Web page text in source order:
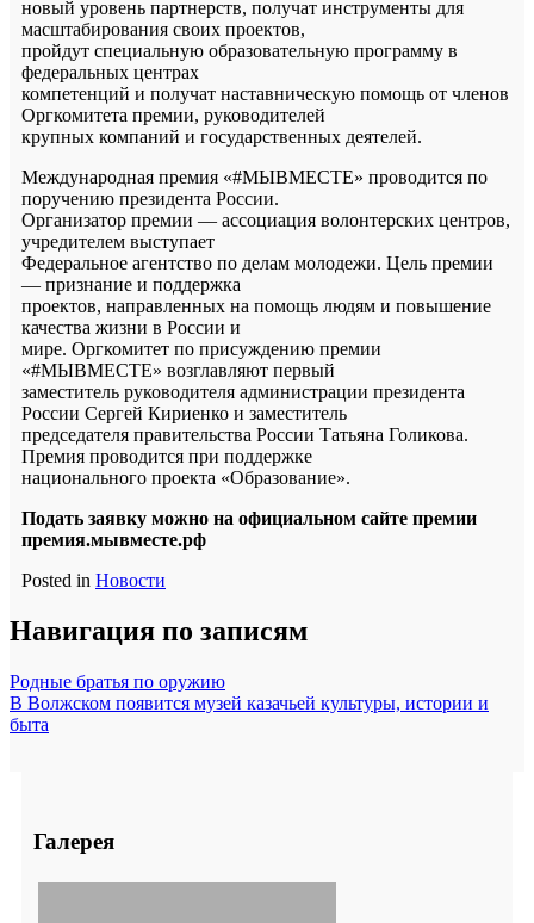
новый уровень партнерств, получат инструменты для
масштабирования своих проектов,
пройдут специальную образовательную программу в
федеральных центрах
компетенций и получат наставническую помощь от членов
Оргкомитета премии, руководителей
крупных компаний и государственных деятелей.
Международная премия «#МЫВМЕСТЕ» проводится по
поручению президента России.
Организатор премии — ассоциация волонтерских центров,
учредителем выступает
Федеральное агентство по делам молодежи. Цель премии
— признание и поддержка
проектов, направленных на помощь людям и повышение
качества жизни в России и
мире. Оргкомитет по присуждению премии
«#МЫВМЕСТЕ» возглавляют первый
заместитель руководителя администрации президента
России Сергей Кириенко и заместитель
председателя правительства России Татьяна Голикова.
Премия проводится при поддержке
национального проекта «Образование».
Подать заявку можно на официальном сайте премии
премия.мывместе.рф
Posted in Новости
Навигация по записям
Родные братья по оружию
В Волжском появится музей казачьей культуры, истории и
быта
Галерея